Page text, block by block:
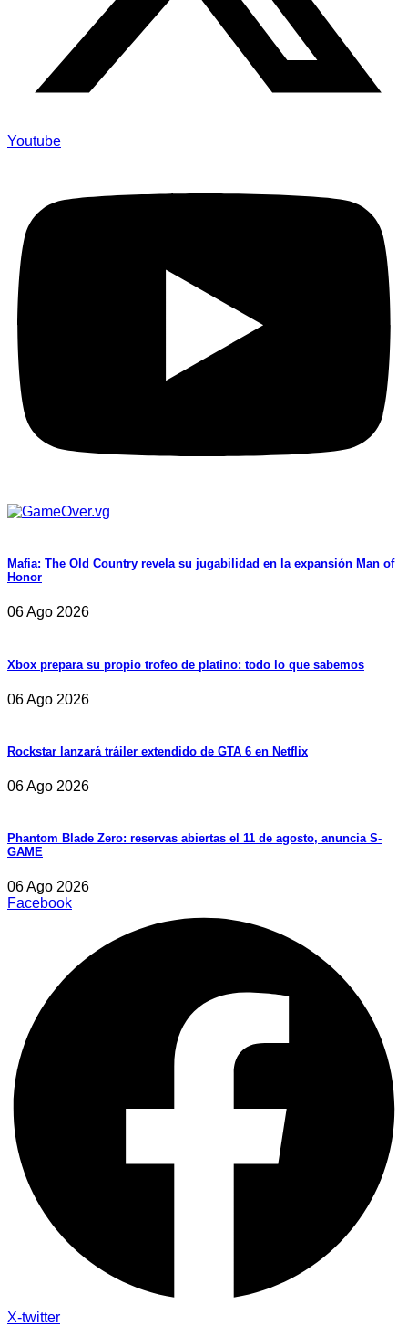
Youtube
Mafia: The Old Country revela su jugabilidad en la expansión Man of
Honor
06 Ago 2026
Xbox prepara su propio trofeo de platino: todo lo que sabemos
06 Ago 2026
Rockstar lanzará tráiler extendido de GTA 6 en Netflix
06 Ago 2026
Phantom Blade Zero: reservas abiertas el 11 de agosto, anuncia S-
GAME
06 Ago 2026
Facebook
X-twitter